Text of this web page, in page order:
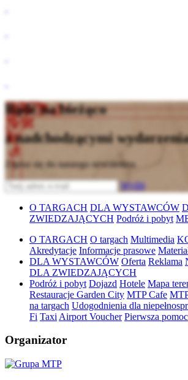
Bądź na bieżąco
z nadchodzącymi
Zapisz się do naszego newslettera
Wyślij
O TARGACH DLA WYSTAWCÓW
ZWIEDZAJĄCYCH Podróż i pobyt
O TARGACH O targach Multimedia
Akredytacje Informacje prasowe
DLA WYSTAWCÓW Oferta Reklama
DLA ZWIEDZAJĄCYCH
Podróż i pobyt Dojazd Hotele Mapa
Restauracje Garden City MTP Cafe
na targach Udogodnienia dla
Fi Taxi Airport Voucher Pierwsza pomoc
Organizator